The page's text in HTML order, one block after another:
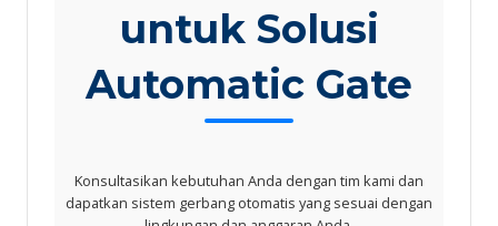
untuk Solusi
Automatic Gate
Konsultasikan kebutuhan Anda dengan tim kami dan
dapatkan sistem gerbang otomatis yang sesuai dengan